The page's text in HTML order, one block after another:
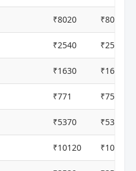
₹8020 ₹8000
₹2540 ₹2540
₹1630 ₹1610
₹771 ₹751
₹5370 ₹5350
₹10120 ₹10100